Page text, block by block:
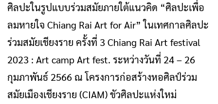
ศิลปะในรูปแบบร่วมสมัยภายใต้แนวคิด “ศิลปะเพื่อ
ลมหายใจ Chiang Rai Art for Air” ในเทศกาลศิลปะ
ร่วมสมัยเชียงราย ครั้งที่ 3 Chiang Rai Art festival
2023 : Art camp Art fest. ระหว่างวันที่ 24 – 26
กุมภาพันธ์ 2566 ณ โครงการก่อสร้างหอศิลป์ร่วม
สมัยเมืองเชียงราย (CIAM) ขัวศิลปะแห่งใหม่